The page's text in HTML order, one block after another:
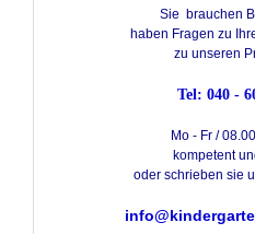
Sie brauchen
haben Fragen zu
zu unseren
Tel: 040 -
Mo - Fr /
kompetent
oder schrieben sie